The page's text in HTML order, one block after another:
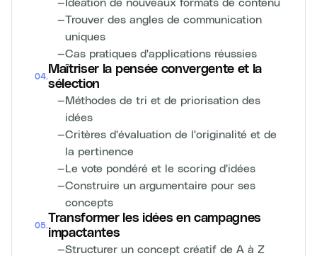
—Trouver des angles de communication
uniques
—Cas pratiques d'applications réussies
04.
Maîtriser la pensée convergente et la
sélection
—Méthodes de tri et de priorisation des
idées
—Critères d'évaluation de l'originalité et de
la pertinence
—Le vote pondéré et le scoring d'idées
—Construire un argumentaire pour ses
concepts
05.
Transformer les idées en campagnes
impactantes
—Structurer un concept créatif de A à Z